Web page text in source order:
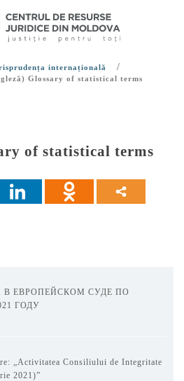
internațională /
Glossary of statistical terms
of statistical terms
ЕВРОПЕЙСКОМ СУДЕ ПО
ГОДУ
„Activitatea Consiliului de Integritate
2021)”